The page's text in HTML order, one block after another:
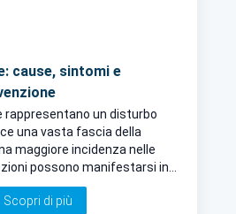
cause, sintomi e
rappresentano un disturbo
una vasta fascia della
maggiore incidenza nelle
possono manifestarsi in
urinario, tra cui uretra,
spesso causate da batteri
Scopri di più